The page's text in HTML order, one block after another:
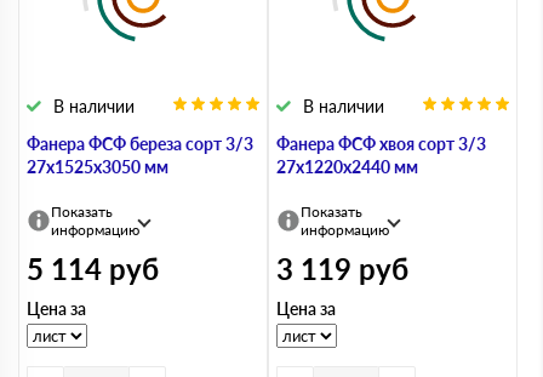
Фанера ФСФ береза сорт 3/3
27х1525х3050 мм
В наличии
Показать
информацию
5 114 руб
Цена за
Фанера ФСФ хвоя сорт 3/3
27х1220х2440 мм
В наличии
Показать
информацию
3 119 руб
Цена за